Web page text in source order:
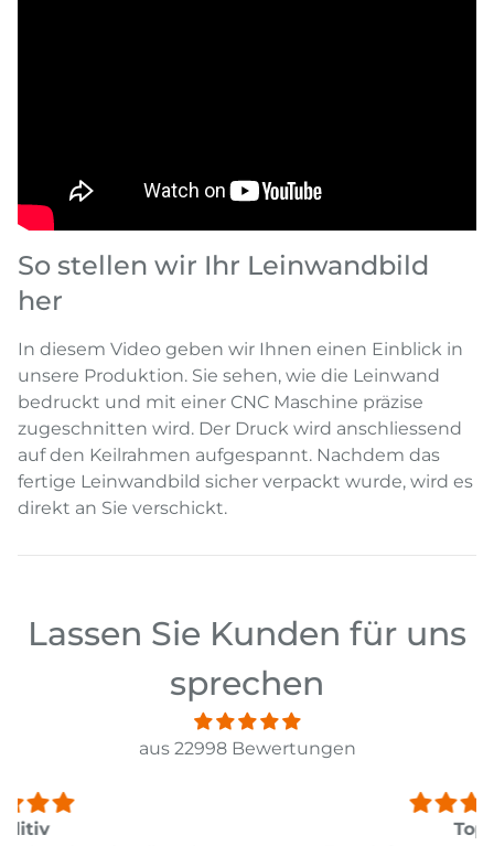
So stellen wir Ihr Leinwandbild
her
In diesem Video geben wir Ihnen einen Einblick in
unsere Produktion. Sie sehen, wie die Leinwand
bedruckt und mit einer CNC Maschine präzise
zugeschnitten wird. Der Druck wird anschliessend
auf den Keilrahmen aufgespannt. Nachdem das
fertige Leinwandbild sicher verpackt wurde, wird es
direkt an Sie verschickt.
Lassen Sie Kunden für uns
sprechen
aus 22998 Bewertungen